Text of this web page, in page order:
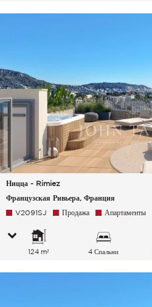
Ницца - Rimiez
Французская Ривьера, Франция
V2091SJ Продажа Апартаменты
124 m² 4 Спальни